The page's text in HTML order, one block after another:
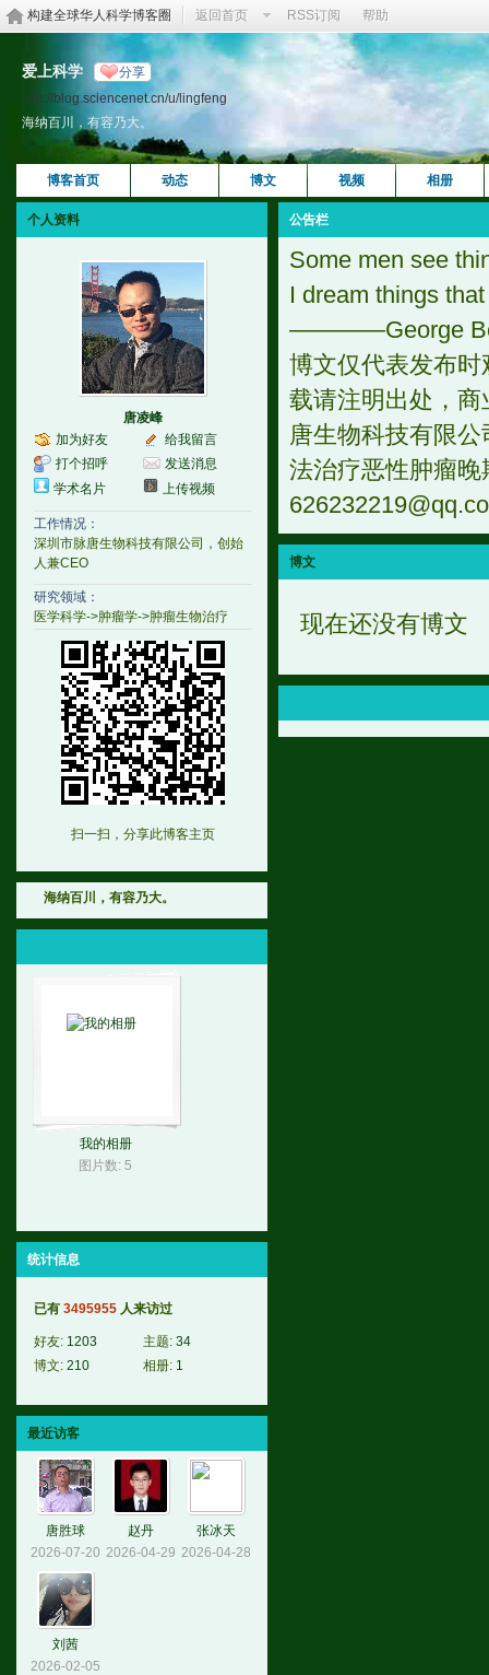
构建全球华人科学博客圈 返回首页 RSS订阅 帮助
爱上科学 分享
http://blog.sciencenet.cn/u/lingfeng
海纳百川，有容乃大。
博客首页 动态 博文 视频 相册
个人资料
唐凌峰
加为好友
给我留言
打个招呼
发送消息
学术名片
上传视频
工作情况：
深圳市脉唐生物科技有限公司，创始
人兼CEO
研究领域：
医学科学->肿瘤学->肿瘤生物治疗
扫一扫，分享此博客主页
海纳百川，有容乃大。
我的相册
图片数: 5
统计信息
已有 3495955 人来访过
好友: 1203 主题: 34
博文: 210 相册: 1
最近访客
唐胜球
2026-07-20
赵丹
2026-04-29
张冰天
2026-04-28
刘茜
2026-02-05
公告栏
Some men see
I dream things
————George
博文仅代表发布
载请注明出处，
唐生物科技有限
法治疗恶性肿瘤
博文
现在还没有博文